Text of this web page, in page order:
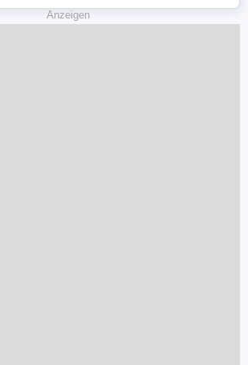
Anzeigen